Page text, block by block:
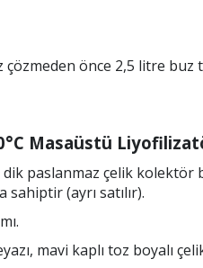
önce 2,5 litre buz
Masaüstü
paslanmaz çelik kolektör
sahiptir (ayrı satılır).
mavi kaplı toz boyalı